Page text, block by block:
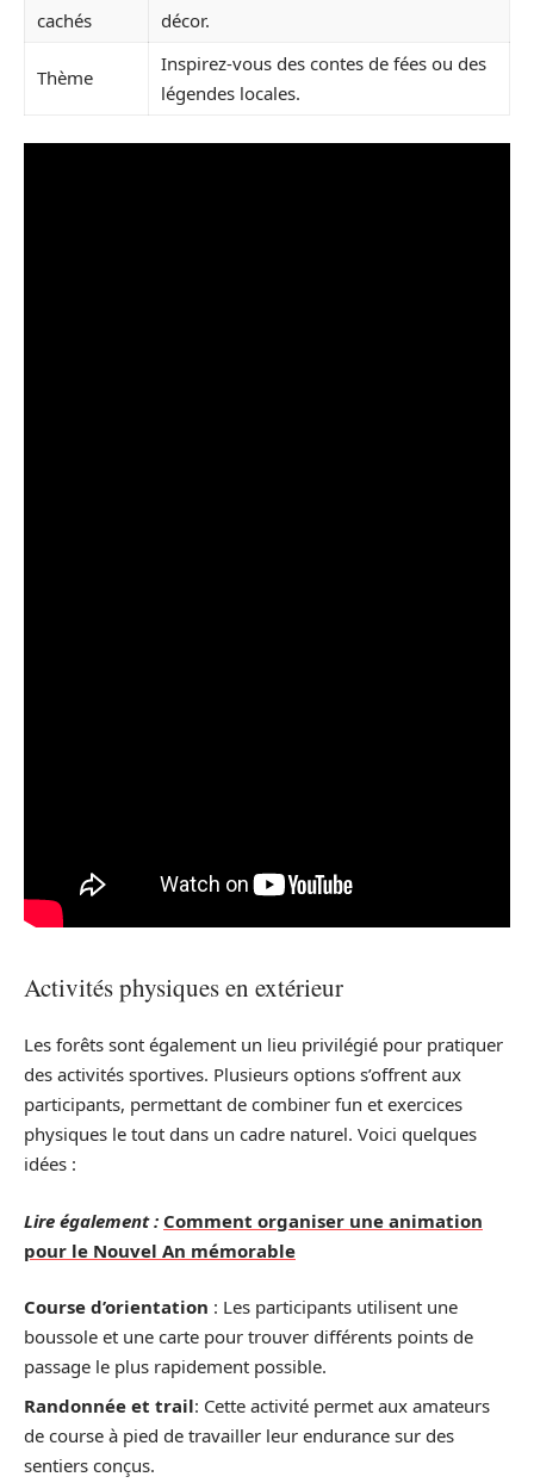
cachés
décor.
Thème
Inspirez-vous des contes de fées ou des
légendes locales.
Activités physiques en extérieur
Les forêts sont également un lieu privilégié pour pratiquer
des activités sportives. Plusieurs options s’offrent aux
participants, permettant de combiner fun et exercices
physiques le tout dans un cadre naturel. Voici quelques
idées :
Lire également : Comment organiser une animation
pour le Nouvel An mémorable
Course d’orientation : Les participants utilisent une
boussole et une carte pour trouver différents points de
passage le plus rapidement possible.
Randonnée et trail: Cette activité permet aux amateurs
de course à pied de travailler leur endurance sur des
sentiers conçus.